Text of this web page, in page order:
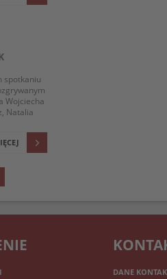
spotkaniu
Wojciecha
Natalia
DANE